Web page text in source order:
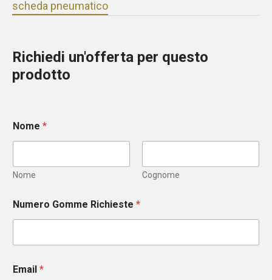
scheda pneumatico
Richiedi un'offerta per questo
prodotto
Nome *
Nome Cognome
Numero Gomme Richieste *
Email *